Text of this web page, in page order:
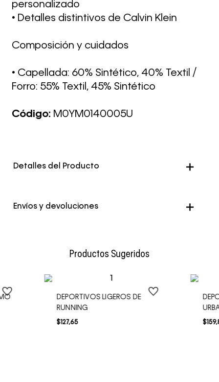
personalizado
• Detalles distintivos de Calvin Klein
Composición y cuidados
• Capellada: 60% Sintético, 40% Textil /
Forro: 55% Textil, 45% Sintético
Código: M0YM0140005U
Detalles del Producto
Color Blanco
Envíos y devoluciones
Productos Sugeridos
DEPORTIVOS LIGEROS DE
RUNNING
$127,65 $159,